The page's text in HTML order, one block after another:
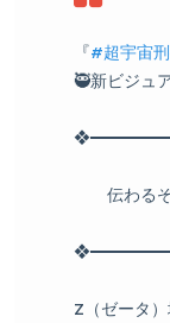
『#超宇宙
🥷新ビジュ
伝わるぞ
Z（ゼータ